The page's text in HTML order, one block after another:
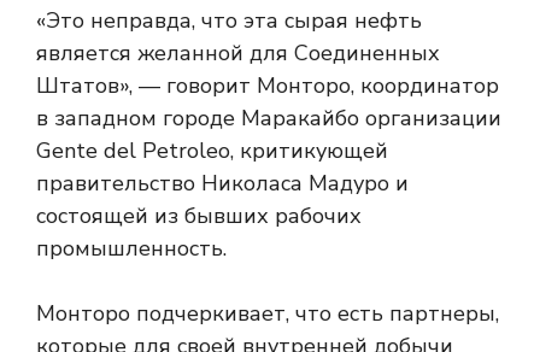
«Это неправда, что эта сырая нефть
является желанной для Соединенных
Штатов», — говорит Монторо, координатор
в западном городе Маракайбо организации
Gente del Petroleo, критикующей
правительство Николаса Мадуро и
состоящей из бывших рабочих
промышленность.
Монторо подчеркивает, что есть партнеры,
которые для своей внутренней добычи